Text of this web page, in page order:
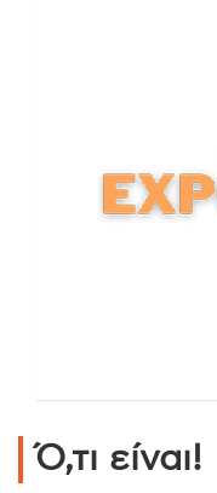
Ό,τι είναι!